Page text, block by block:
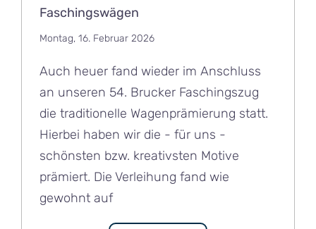
Faschingswägen
Montag, 16. Februar 2026
Auch heuer fand wieder im Anschluss
an unseren 54. Brucker Faschingszug
die traditionelle Wagenprämierung statt.
Hierbei haben wir die - für uns -
schönsten bzw. kreativsten Motive
prämiert. Die Verleihung fand wie
gewohnt auf